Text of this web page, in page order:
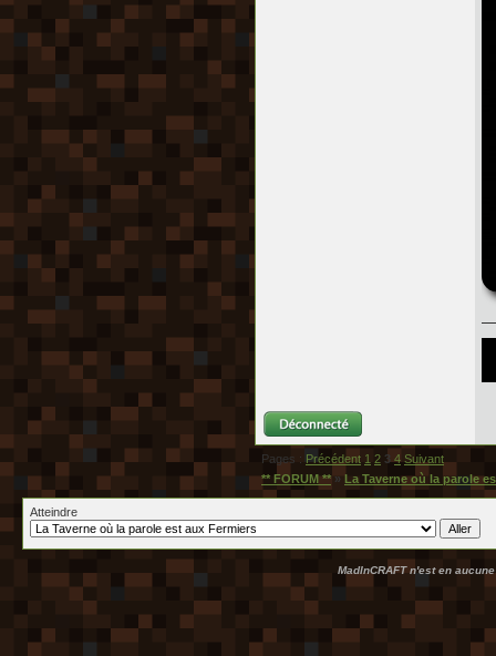
Pages : Précédent 1 2 3 4 Suivant
** FORUM ** » La Taverne où la parole
Atteindre
MadInCRAFT n'est en